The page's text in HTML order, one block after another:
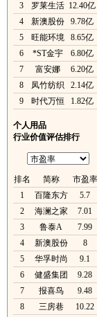
3
罗莱生活 12.40亿
4
新澳股份
9.78亿
5
旺能环境
8.65亿
6
*ST金宇
6.80亿
7
富安娜
6.20亿
8
凤竹纺织
2.14亿
9
时代万恒 1.82亿
个人用品
行业价值评估排行
排名 简称
市盈率
1
百隆东方
5.7
2
海澜之家
7.01
3
鲁泰A
7.99
4
新澳股份
8
5
华孚时尚
9.1
6
健盛集团
9.28
7
报喜鸟
9.48
8
三房巷
10.22